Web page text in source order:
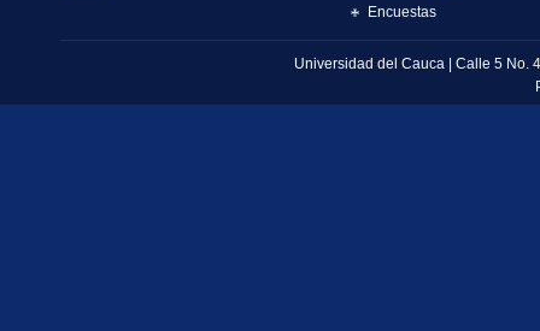
Encuestas
Universidad del Cauca | Calle 5 No.